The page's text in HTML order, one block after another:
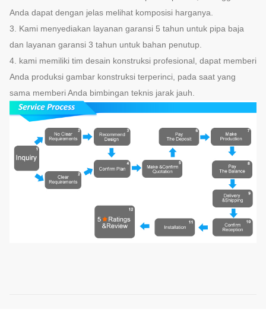
Anda dapat dengan jelas melihat komposisi harganya.
3. Kami menyediakan layanan garansi 5 tahun untuk pipa baja
dan layanan garansi 3 tahun untuk bahan penutup.
4. kami memiliki tim desain konstruksi profesional, dapat memberi
Anda produksi gambar konstruksi terperinci, pada saat yang
sama memberi Anda bimbingan teknis jarak jauh.